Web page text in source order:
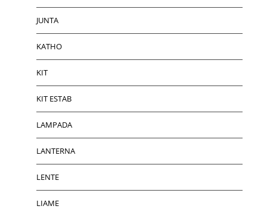
JUNTA
KATHO
KIT
KIT ESTAB
LAMPADA
LANTERNA
LENTE
LIAME